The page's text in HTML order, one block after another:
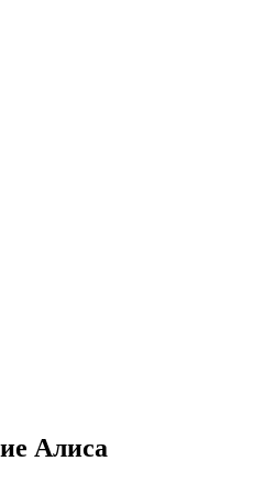
Алиса